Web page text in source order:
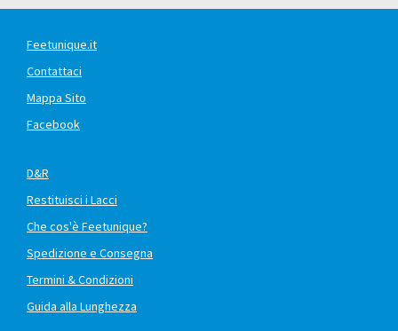
Feetunique.it
Contattaci
Mappa Sito
Facebook
D&R
Restituisci i Lacci
Che cos'è Feetunique?
Spedizione e Consegna
Termini & Condizioni
Guida alla Lunghezza